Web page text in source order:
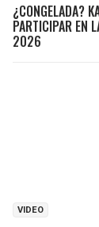
¿CONGELADA?
PARTICIPAR EN
2026
VIDEO